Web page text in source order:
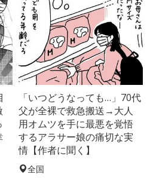
「いつどうなっても…」70代
父が全裸で救急搬送→大人
用オムツを手に最悪を覚悟
するアラサー娘の痛切な実
情【作者に聞く】
全国